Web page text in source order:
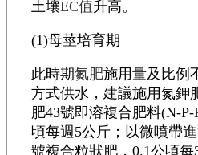
土壤EC值升高。
(1)母莖培育期
此時期氮肥施用量及比例
方式供水，建議施用氮鉀
肥43號即溶複合肥料(N-P-
頃每週5公斤；以微噴帶
號複合粒狀肥，0.1公頃